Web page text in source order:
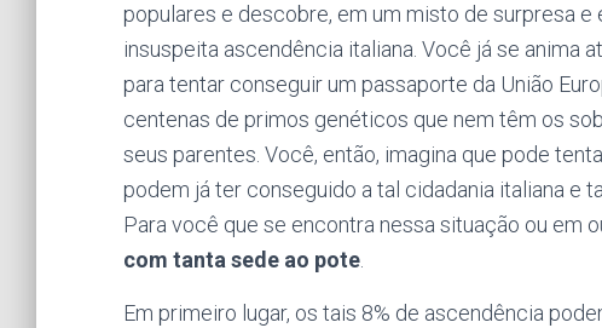
populares e descobre, em um misto de surpresa e
insuspeita ascendência italiana. Você já se anima
para tentar conseguir um passaporte da União
centenas de primos genéticos que nem têm os
seus parentes. Você, então, imagina que pode
podem já ter conseguido a tal cidadania italiana e
Para você que se encontra nessa situação ou em
com tanta sede ao pote
Em primeiro lugar, os tais 8% de ascendência